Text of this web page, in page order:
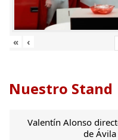
« ‹
Nuestro Stand
Valentín Alonso
de Ávila